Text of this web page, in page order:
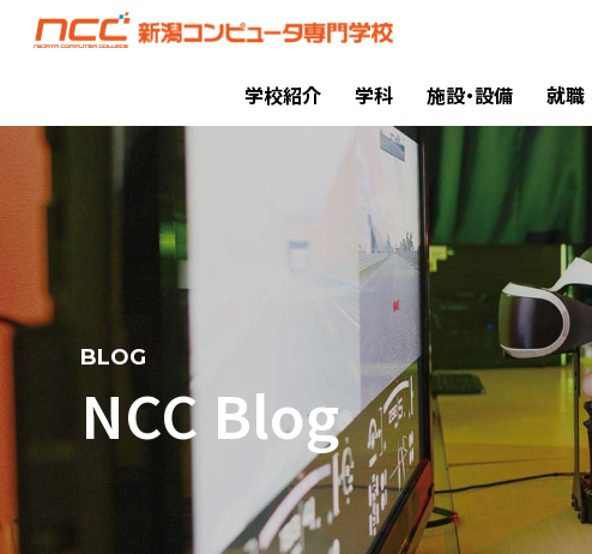
学校紹介 学科 施設・設備 就職
BLOG
NCC Blog